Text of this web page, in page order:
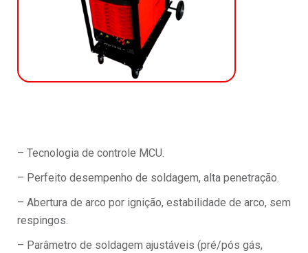
– Tecnologia de controle MCU.
– Perfeito desempenho de soldagem, alta penetração.
– Abertura de arco por ignição, estabilidade de arco, sem
respingos.
– Parâmetro de soldagem ajustáveis (pré/pós gás,